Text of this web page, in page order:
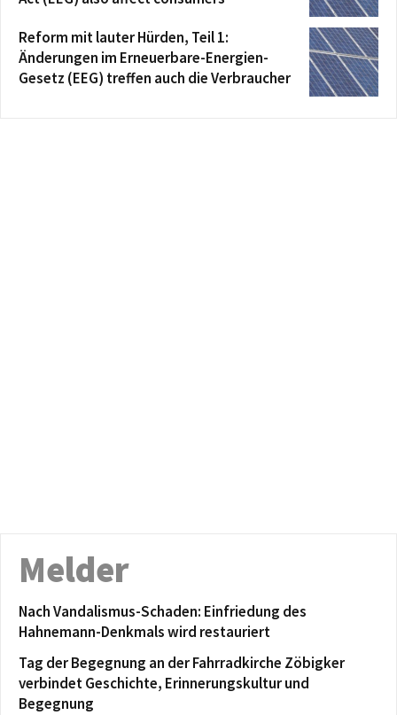
Reform mit lauter Hürden, Teil 1:
Änderungen im Erneuerbare-Energien-
Gesetz (EEG) treffen auch die Verbraucher
Melder
Nach Vandalismus-Schaden: Einfriedung des
Hahnemann-Denkmals wird restauriert
Tag der Begegnung an der Fahrradkirche Zöbigker
verbindet Geschichte, Erinnerungskultur und
Begegnung